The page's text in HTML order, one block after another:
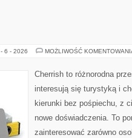
6 - 2026 MOŻLIWOŚĆ
Cherrish to różnorodna
interesują się turystyką i
kierunki bez pośpiechu, z
nowe doświadczenia. To
zainteresować zarówno